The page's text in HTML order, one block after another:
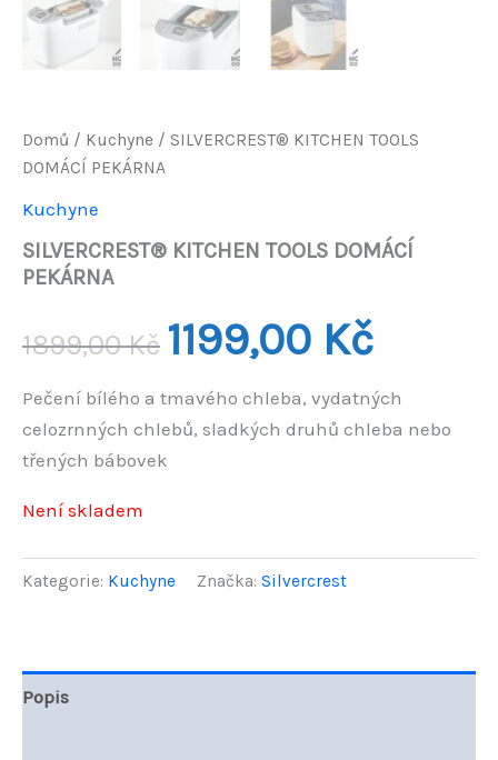
Domů / Kuchyne / SILVERCREST® KITCHEN TOOLS
DOMÁCÍ PEKÁRNA
Kuchyne
SILVERCREST® KITCHEN TOOLS DOMÁCÍ
PEKÁRNA
1899,00Kč
Původní
byla:
1899,00 Kč.
1199,00 Kč
je:
Pečení bílého a tmavého chleba, vydatných
celozrnných chlebů, sladkých druhů chleba nebo
třených bábovek
Není skladem
Kategorie: Kuchyne Značka: Silvercrest
Popis